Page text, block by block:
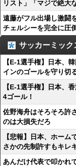
リスト」「マジで絶大
遠藤がフル出場し激闘
チェルシーを完全に圧
サッカーミック
【E-1選手権】日本、
インのゴールを守り切
【E-1選手権】日本、
4ゴール！
佐野海舟はそろそろ許
のは大損失だろ
【悲報】日本、ホー
さかの先制許すもキレ
あんだけ代表で叩かれ